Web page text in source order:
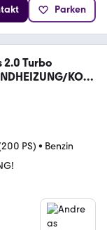
Parken
2.0 Turbo
KOM
PS) • Benzin